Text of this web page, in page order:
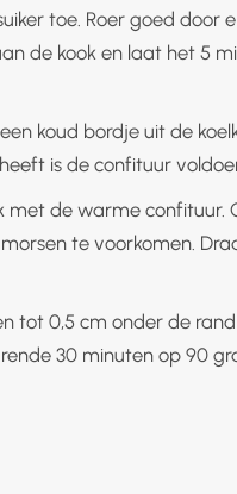
toe. Roer goed door
de kook en laat het 5
koud bordje uit de
is de confituur
met de warme confituur.
te voorkomen.
tot 0,5 cm onder de
30 minuten op 90